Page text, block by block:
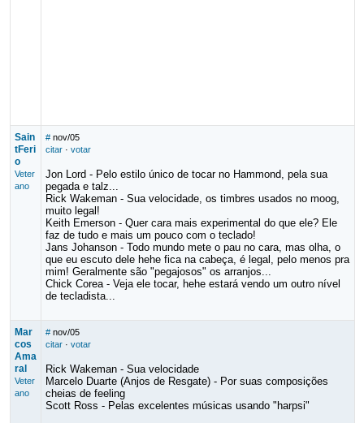
Sain
tFeri
o
Veter
ano
# nov/05
citar· votar
Jon Lord - Pelo estilo único de tocar no Hammond, pela sua
pegada e talz...
Rick Wakeman - Sua velocidade, os timbres usados no moog,
muito legal!
Keith Emerson - Quer cara mais experimental do que ele? Ele
faz de tudo e mais um pouco com o teclado!
Jans Johanson - Todo mundo mete o pau no cara, mas olha, o
que eu escuto dele hehe fica na cabeça, é legal, pelo menos pra
mim! Geralmente são "pegajosos" os arranjos...
Chick Corea - Veja ele tocar, hehe estará vendo um outro nível
de tecladista...
Mar
cos
Ama
ral
Veter
ano
# nov/05
citar· votar
Rick Wakeman - Sua velocidade
Marcelo Duarte (Anjos de Resgate) - Por suas composições
cheias de feeling
Scott Ross - Pelas excelentes músicas usando "harpsi"